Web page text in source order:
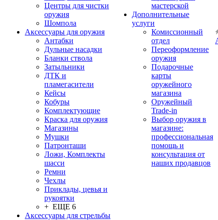
Центры для чистки
оружия
Шомпола
Аксессуары для оружия
Антабки
Дульные насадки
Бланки ствола
Затыльники
ДТК и
пламегасители
Кейсы
Кобуры
Комплектующие
Краска для оружия
Магазины
Мушки
Патронташи
Ложи, Комплекты
шасси
Ремни
Чехлы
Приклады, цевья и
рукоятки
+ ЕЩЕ 6
Аксессуары для стрельбы
мастерской
Дополнительные
услуги
Комиссионный
отдел
Переоформление
оружия
Подарочные
карты
оружейного
магазина
Оружейный
Trade-in
Выбор оружия в
магазине:
профессиональная
помощь и
консультация от
наших продавцов